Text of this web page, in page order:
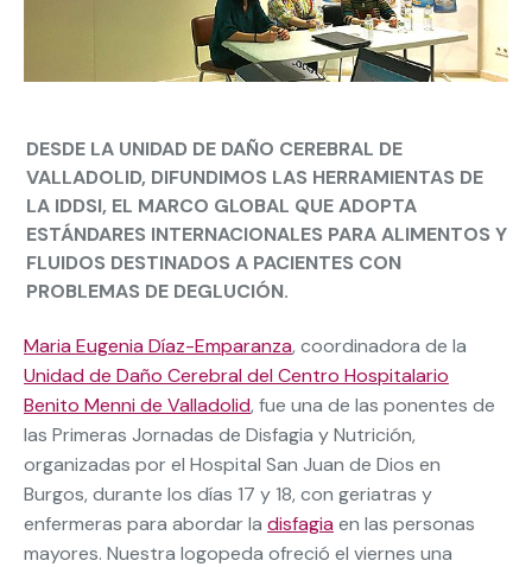
DESDE LA UNIDAD DE DAÑO CEREBRAL DE
VALLADOLID, DIFUNDIMOS LAS HERRAMIENTAS DE
LA IDDSI, EL MARCO GLOBAL QUE ADOPTA
ESTÁNDARES INTERNACIONALES PARA ALIMENTOS Y
FLUIDOS DESTINADOS A PACIENTES CON
PROBLEMAS DE DEGLUCIÓN.
Maria Eugenia Díaz-Emparanza, coordinadora de la
Unidad de Daño Cerebral del Centro Hospitalario
Benito Menni de Valladolid, fue una de las ponentes de
las Primeras Jornadas de Disfagia y Nutrición,
organizadas por el Hospital San Juan de Dios en
Burgos, durante los días 17 y 18, con geriatras y
enfermeras para abordar la disfagia en las personas
mayores. Nuestra logopeda ofreció el viernes una